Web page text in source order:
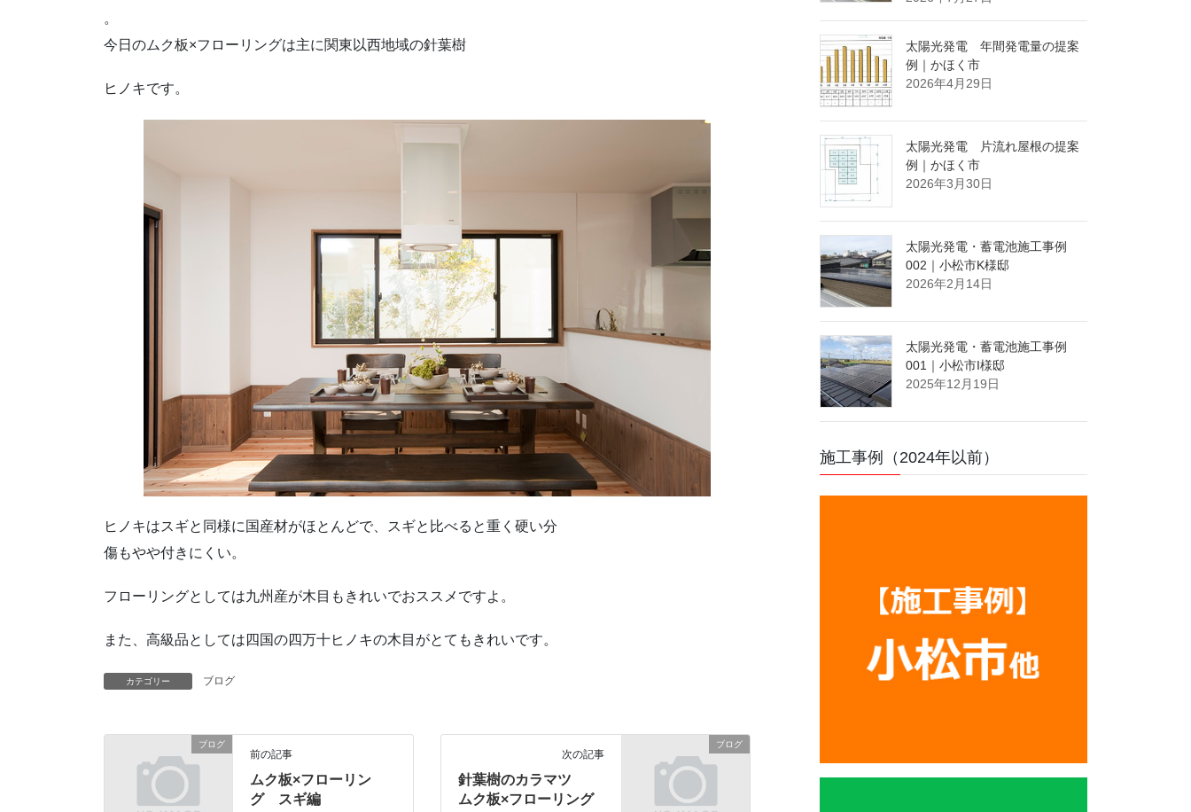
。
今日のムク板×フローリングは主に関東以西地域の針葉樹
ヒノキです。
ヒノキはスギと同様に国産材がほとんどで、スギと比べると重く硬い分
傷もやや付きにくい。
フローリングとしては九州産が木目もきれいでおススメですよ。
また、高級品としては四国の四万十ヒノキの木目がとてもきれいです。
カテゴリー ブログ
ブログ
前の記事
ムク板×フローリン
グ スギ編
ブログ
次の記事
針葉樹のカラマツ
ムク板×フローリング
太陽光発電 年間発電量の提案
例｜かほく市
2026年4月29日
太陽光発電 片流れ屋根の提案
例｜かほく市
2026年3月30日
太陽光発電・蓄電池施工事例
002｜小松市K様邸
2026年2月14日
太陽光発電・蓄電池施工事例
001｜小松市I様邸
2025年12月19日
施工事例（2024年以前）